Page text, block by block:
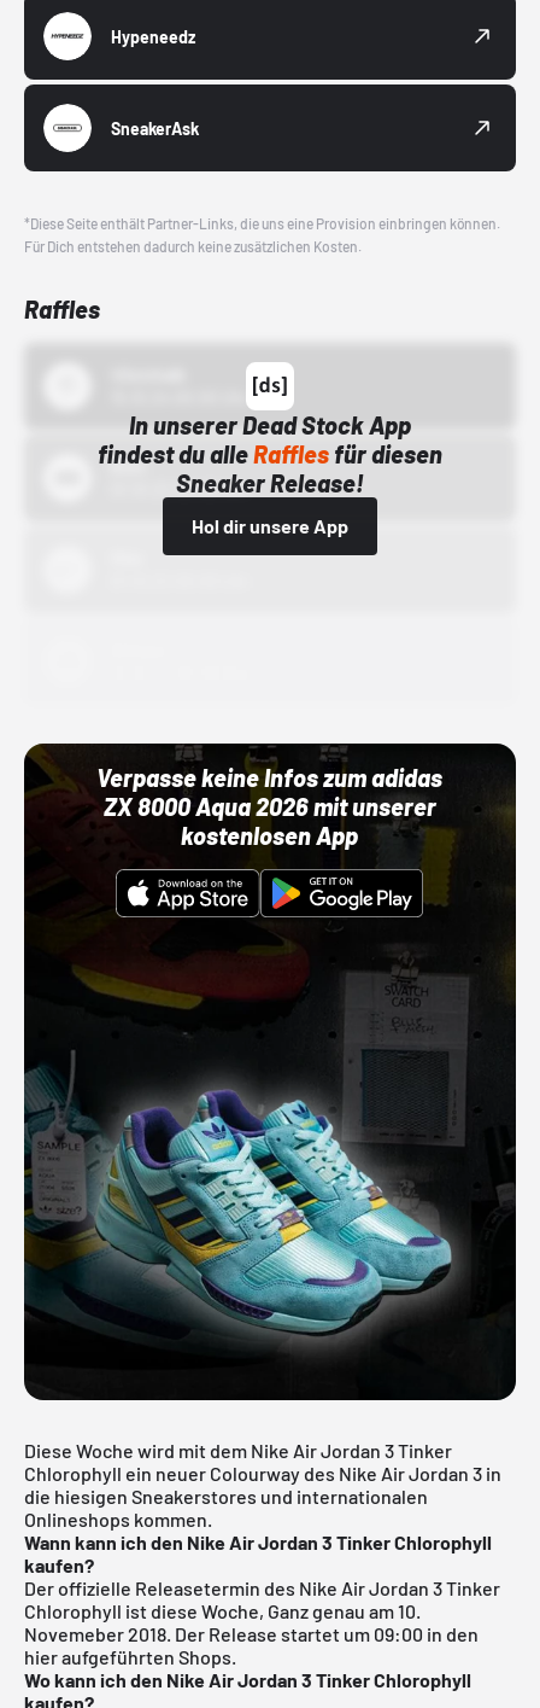
Hypeneedz
SneakerAsk
*Diese Seite enthält Partner-Links, die uns eine Provision einbringen können.
Für Dich entstehen dadurch keine zusätzlichen Kosten.
Raffles
In unserer Dead Stock App
findest du alleRafflesfür diesen
Sneaker Release!
Hol dir unsere App
Bstn
01.10.22 00:00 Uhr
Verpasse keine Infos zum adidas
ZX 8000 Aqua 2026 mit unserer
kostenlosen App
Diese Woche wird mit dem Nike Air Jordan 3 Tinker
Chlorophyll ein neuer Colourway des Nike Air Jordan 3 in
die hiesigen Sneakerstores und internationalen
Onlineshops kommen.
Wann kann ich den Nike Air Jordan 3 Tinker Chlorophyll
kaufen?
Der offizielle Releasetermin des Nike Air Jordan 3 Tinker
Chlorophyll ist diese Woche, Ganz genau am 10.
Novemeber 2018. Der Release startet um 09:00 in den
hier aufgeführten Shops.
Wo kann ich den Nike Air Jordan 3 Tinker Chlorophyll
kaufen?